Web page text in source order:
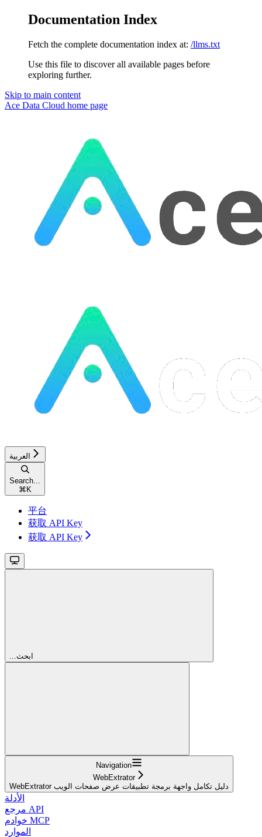
Documentation Index
Fetch the complete documentation index at: /llms.txt
Use this file to discover all available pages before
exploring further.
Skip to main content
Ace Data Cloud home page
العربية
Search...
⌘ K
平台
获取 API Key
获取 API Key
...ابحث
Navigation
WebExtrator
WebExtrator دليل تكامل واجهة برمجة تطبيقات عرض صفحات الويب
الأدلة
مرجع API
خوادم MCP
الموارد